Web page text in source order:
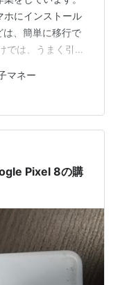
ホにインストール
は、簡単に移行で
では、うまく引き
要になるアプリ
。 QRコード決済
で、SIMカードを
番号に電話をかけ
ありません。
マネー
Pixel 8の購